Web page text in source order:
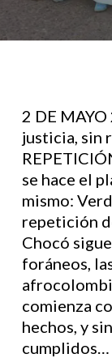
2 DE
justicia, sin
se hace el
mismo:
repetición
Chocó
foráneos,
comienza
hechos, y
cumplidos…